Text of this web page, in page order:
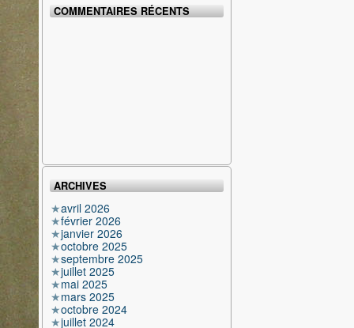
COMMENTAIRES RÉCENTS
ARCHIVES
avril 2026
février 2026
janvier 2026
octobre 2025
septembre 2025
juillet 2025
mai 2025
mars 2025
octobre 2024
juillet 2024